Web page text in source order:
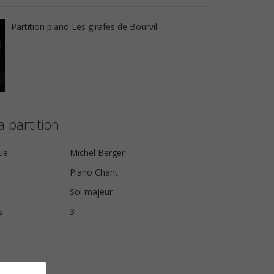
Partition piano Les girafes de Bourvil.
partition
Michel Berger
Piano Chant
Sol majeur
3